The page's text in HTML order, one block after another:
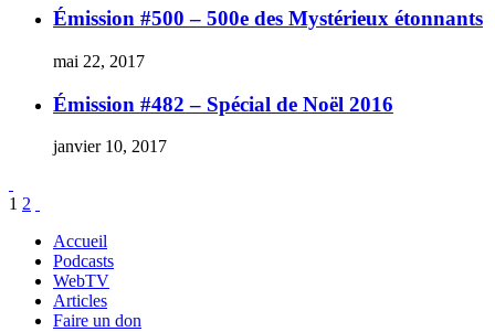
Émission #500 – 500e des Mystérieux étonnants
mai 22, 2017
Émission #482 – Spécial de Noël 2016
janvier 10, 2017
Pagination
des
publications
Page
1 Page
2
Accueil
Podcasts
WebTV
Articles
Faire un don